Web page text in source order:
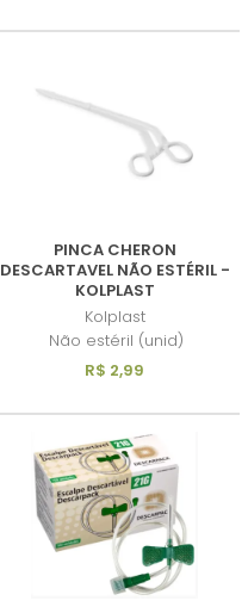
PINCA CHERON
DESCARTAVEL NÃO ESTÉRIL -
KOLPLAST
Kolplast
Não estéril (unid)
R$ 2,99